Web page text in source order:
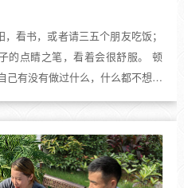
看书，或者请三五个朋友吃饭；
的点睛之笔，看着会很舒服。 顿
己有没有做过什么，什么都不想去
谈了起来。不过布艺家看起来很
怎么办呢？ 只有一个解...